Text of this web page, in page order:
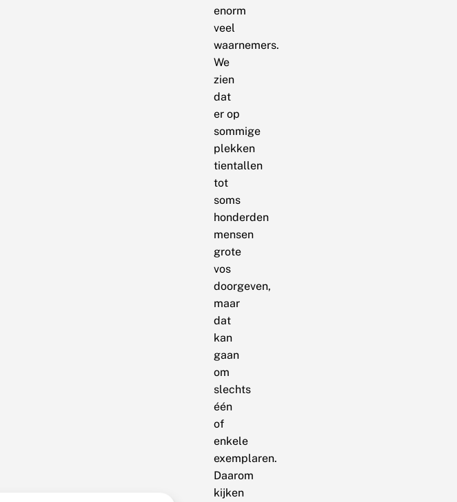
enorm
veel
waarnemers.
We
zien
dat
er op
sommige
plekken
tientallen
tot
soms
honderden
mensen
grote
vos
doorgeven,
maar
dat
kan
gaan
om
slechts
één
of
enkele
exemplaren.
Daarom
kijken